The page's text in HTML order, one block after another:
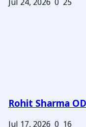
Jul 24, 2026 0 25
Rohit Sharma